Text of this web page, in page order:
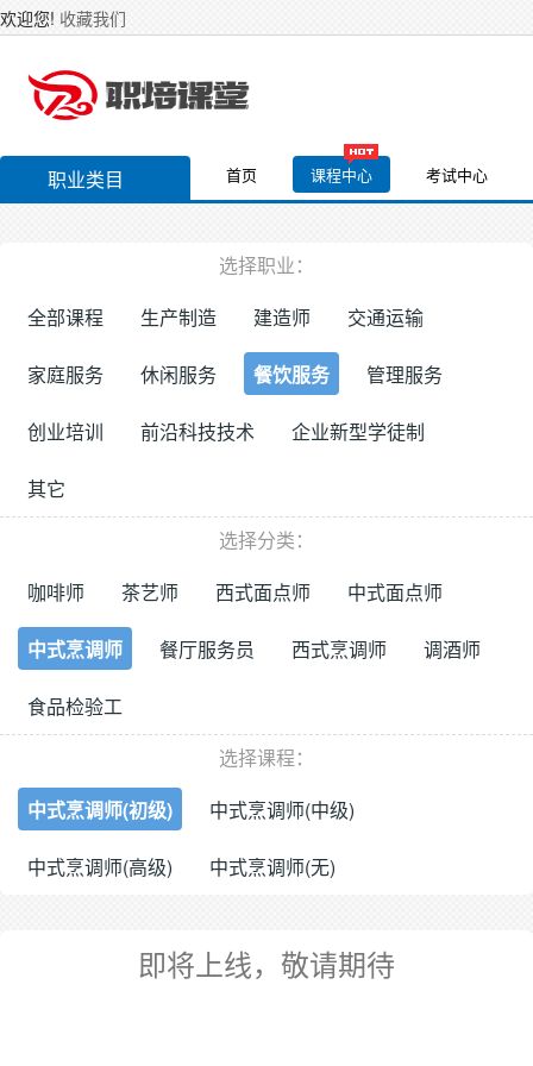
欢迎您! 收藏我们
职业类目 首页 课程中心 考试中心
选择职业：
全部课程
生产制造 建造师 交通运输
家庭服务 休闲服务 餐饮服务 管理服务
创业培训 前沿科技技术 企业新型学徒制
其它
选择分类：
咖啡师
茶艺师 西式面点师 中式面点师
中式烹调师 餐厅服务员 西式烹调师 调酒师
食品检验工
选择课程：
中式烹调师(初级)
中式烹调师(中级)
中式烹调师(高级) 中式烹调师(无)
即将上线，敬请期待